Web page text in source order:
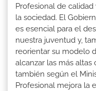
Profesional de
la sociedad. El
es esencial para el
nuestra juventud y,
reorientar su modelo
alcanzar las más altas
también según el
Profesional mejora la